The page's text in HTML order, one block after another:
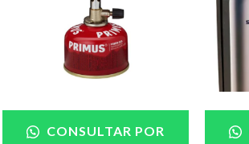
CONSULTAR POR